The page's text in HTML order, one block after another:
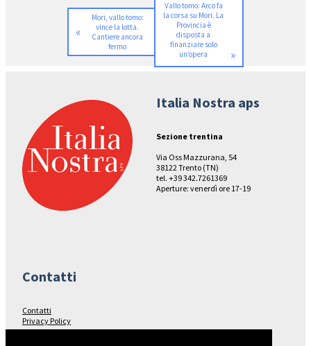
«
Mori, vallo tomo:
vince la lotta.
Cantiere ancora
fermo
Vallo tomo: Arco fa
la corsa su Mori. La
Provincia è
disposta a
finanziare solo
un’opera
»
Italia Nostra aps
Sezione trentina
Via Oss Mazzurana, 54
38122 Trento (TN)
tel. +39 342.7261369
Aperture: venerdì ore 17-19
Contatti
Contatti
Privacy Policy